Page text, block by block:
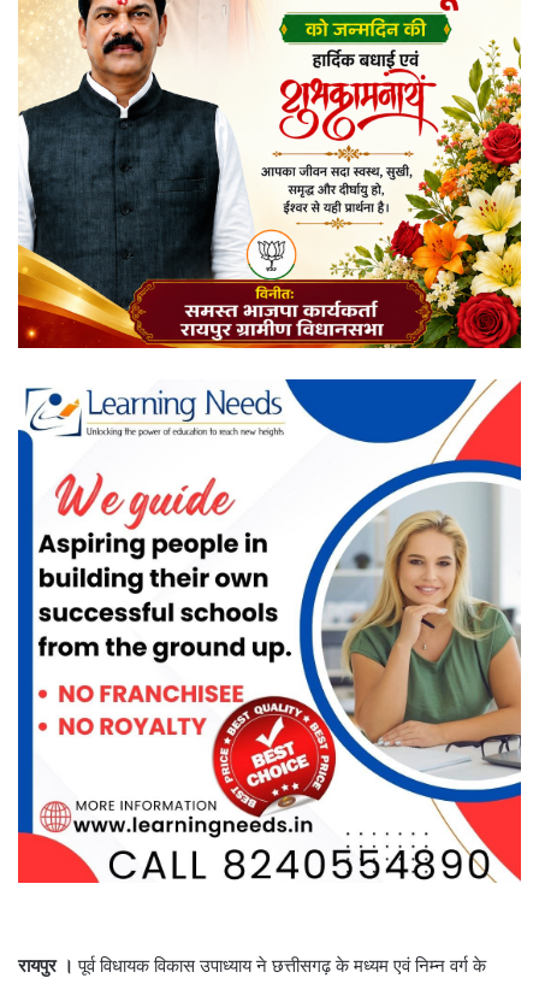
रायपुर । पूर्व विधायक विकास उपाध्याय ने छत्तीसगढ़ के मध्यम एवं निम्न वर्ग के